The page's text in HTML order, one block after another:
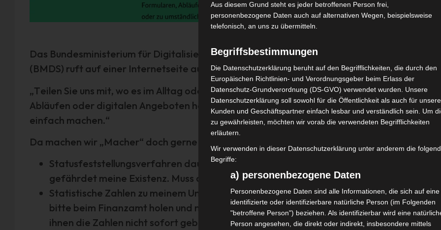
Das Bundesministerium für Digitalisierung und Staatsmodernisierung
(BMDS) ruft auf einer Internetseite auf:
„Teilen Sie uns mit, wo es im Alltag oder bei der Arbeit mit Formularen,
Abläufen oder digitalen Angeboten hakt oder zu umständlich ist. Gemeinsam
einfach machen.“
Da machen wir „Macher“ doch gerne mit. Hier ein paar Inspirationen:
Statusfeststellungsverfahren dauert zu lange, ist nicht rechtssicher,
gefährdet meine Existenz. Muss dringend erneuert werden.
Statistische Zahlen zu meinem Unternehmen mögen sich die Ämter doch
bitte beim Finanzamt holen und nicht mir Strafen androhen, wenn ich
ihnen die Zahlen nicht sofort gebe.
Aus diesem Grund steht es jeder betroffenen Person frei,
personenbezogene Daten auch auf alternativen Wegen, beispielsweise
telefonisch, an uns zu übermitteln.
Begriffsbestimmungen
Die Datenschutzerklärung beruht auf den Begrifflichkeiten, die durch den
Europäischen Richtlinien- und Verordnungsgeber beim Erlass der
Datenschutz-Grundverordnung (DS-GVO) verwendet wurden. Unsere
Datenschutzerklärung soll sowohl für die Öffentlichkeit als auch für unsere
Kunden und Geschäftspartner einfach lesbar und verständlich sein. Um
zu gewährleisten, möchten wir vorab die verwendeten Begrifflichkeiten
erläutern.
Wir verwenden in dieser Datenschutzerklärung unter anderem die
Begriffe:
a) personenbezogene Daten
Personenbezogene Daten sind alle Informationen, die sich auf eine
identifizierte oder identifizierbare natürliche Person (im Folgenden
"betroffene Person") beziehen. Als identifizierbar wird eine
Person angesehen, die direkt oder indirekt, insbesondere mittels